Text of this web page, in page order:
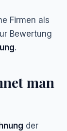
Firmen als
Bewertung
.
man
der